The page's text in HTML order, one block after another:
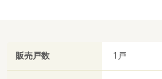
販売戸数 1戸